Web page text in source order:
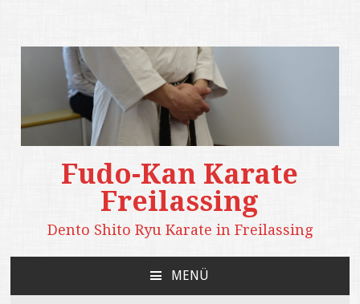
Fudo-Kan Karate
Freilassing
Dento Shito Ryu Karate in Freilassing
MENÜ